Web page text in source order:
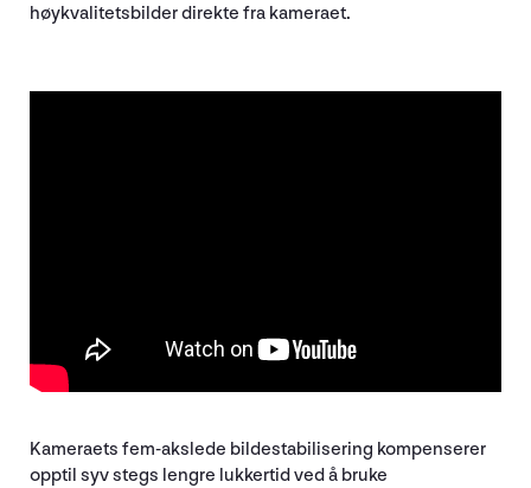
høykvalitetsbilder direkte fra kameraet.
Kameraets fem-akslede bildestabilisering kompenserer
opptil syv stegs lengre lukkertid ved å bruke